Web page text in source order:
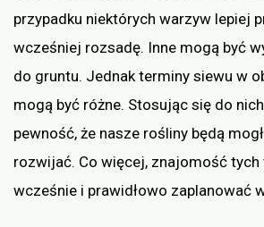
przypadku niektórych warzyw lepiej
wcześniej rozsadę. Inne mogą być
do gruntu. Jednak terminy siewu w
mogą być różne. Stosując się do
pewność, że nasze rośliny będą
rozwijać. Co więcej, znajomość
wcześnie i prawidłowo zaplanować